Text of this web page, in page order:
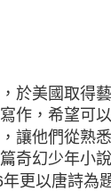
於美國取得
作，希望可
讓他們從熟
奇幻少年小
更以唐詩為